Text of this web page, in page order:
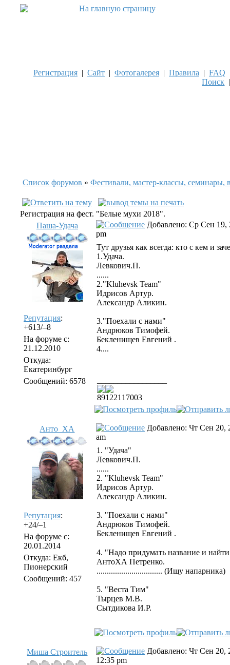
Регистрация | Сайт | Фотогалерея | Правила | FAQ
Поиск
Список форумов » Фестивали, мастер-классы, семинары,
Регистрация на фест. "Белые мухи 2018".
Паша-Удача
Репутация:
+613/–8
На форуме с:
21.12.2010
Откуда:
Екатеринбург
Сообщений: 6578
Добавлено: Ср Сен 19,
pm
Тут друзья как всегда: кто с кем и
1.Удача.
Левкович.П.
......
2."Kluhevsk Team"
Идрисов Артур.
Александр Аликин.
3."Поехали с нами"
Андрюков Тимофей.
Бекленищев Евгений .
4....
89122117003
Анто_ХА
Репутация:
+24/–1
На форуме с:
20.01.2014
Откуда: Екб,
Пионерский
Сообщений: 457
Добавлено: Чт Сен 20,
am
1. "Удача"
Левкович.П.
......
2. "Kluhevsk Team"
Идрисов Артур.
Александр Аликин.
3. "Поехали с нами"
Андрюков Тимофей.
Бекленищев Евгений .
4. "Надо придумать название и
АнтоХА Петренко.
................................ (Ищу напарника)
5. "Веста Тим"
Тырцев М.В.
Сытдикова И.Р.
Миша Строитель
Добавлено: Чт Сен 20,
12:35 pm